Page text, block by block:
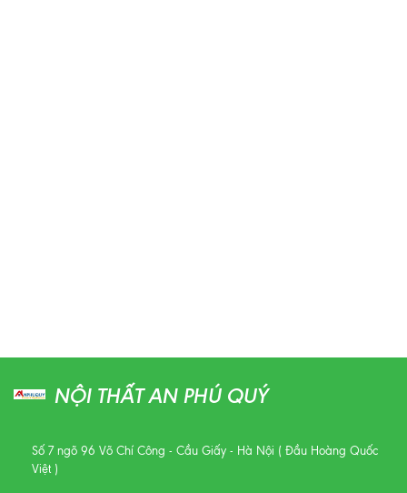
NỘI THẤT AN PHÚ QUÝ
Số 7 ngõ 96 Võ Chí Công - Cầu Giấy - Hà Nội ( Đầu Hoàng Quốc
Việt )